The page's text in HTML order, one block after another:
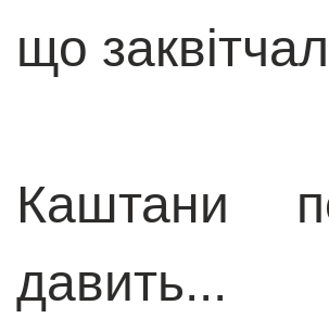
що
Каштани
давить...